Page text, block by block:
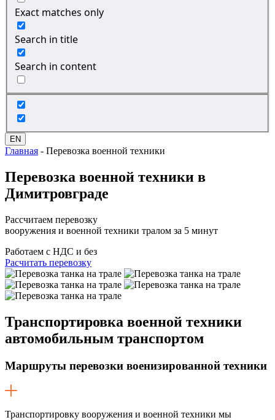
Exact matches only
Search in title
Search in content
EN
Главная - Перевозка военной техники
Перевозка военной техники в
Димитровграде
Рассчитаем перевозку
вооружения и военной техники тралом за 5 минут
Работаем с НДС и без
Расчитать перевозку
Транспортировка военной техники
автомобильным транспортом
Маршруты перевозки военизированной техники
Транспортировку вооружения и военной техники мы